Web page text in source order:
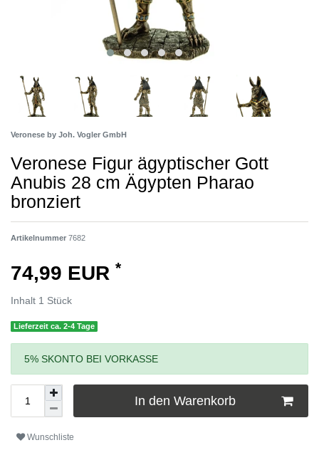
Veronese by Joh. Vogler GmbH
Veronese Figur ägyptischer Gott
Anubis 28 cm Ägypten Pharao
bronziert
Artikelnummer 7682
74,99 EUR *
Inhalt 1 Stück
Lieferzeit ca. 2-4 Tage
5% SKONTO BEI VORKASSE
In den Warenkorb
Wunschliste